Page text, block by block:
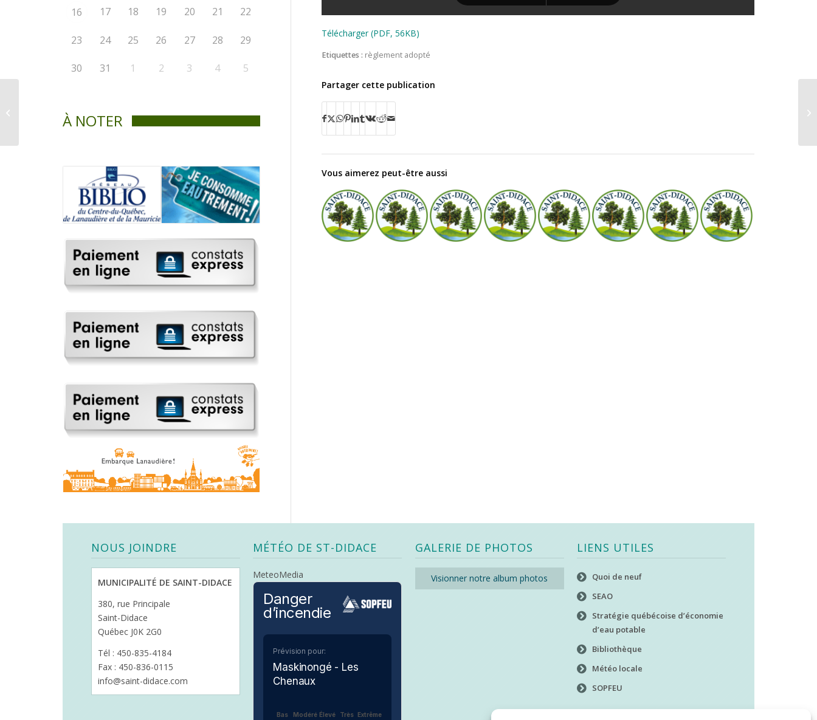
Télécharger (PDF, 56KB)
Etiquettes : règlement adopté
Partager cette publication
Vous aimerez peut-être aussi
16 17 18 19 20 21 22
23 24 25 26 27 28 29
30 31 1 2 3 4 5
À NOTER
NOUS JOINDRE
MUNICIPALITÉ DE SAINT-DIDACE
380, rue Principale
Saint-Didace
Québec J0K 2G0
Tél : 450-835-4184
Fax : 450-836-0115
info@saint-didace.com
MÉTÉO DE ST-DIDACE
MeteoMedia
Danger
d’incendie
Prévision pour:
Maskinongé - Les
Chenaux
Bas Modéré Élevé Très Extrême
GALERIE DE PHOTOS
Visionner notre album photos
LIENS UTILES
Quoi de neuf
SEAO
Stratégie québécoise d’économie
d’eau potable
Bibliothèque
Météo locale
SOPFEU
renaturalisation des